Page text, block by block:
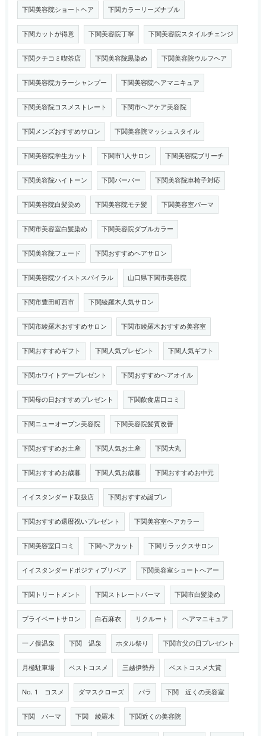
下関美容院ショートヘア 下関カラーリーズナブル
下関カットが得意 下関美容院丁寧 下関美容院スタイルチェンジ
下関クチコミ喫茶店 下関美容院黒染め 下関美容院ウルフヘア
下関美容院カラーシャンプー 下関美容院ヘアマニキュア
下関美容院コスメストレート 下関市ヘアケア美容院
下関メンズおすすめサロン 下関美容院マッシュスタイル
下関美容院学生カット 下関市1人サロン 下関美容院ブリーチ
下関美容院ハイトーン 下関バーバー 下関美容院車椅子対応
下関美容院白髪染め 下関美容院モテ髪 下関美容室パーマ
下関市美容室白髪染め 下関美容院ダブルカラー
下関美容院フェード 下関おすすめヘアサロン
下関美容院ツイストスパイラル 山口県下関市美容院
下関市豊田町西市 下関綾羅木人気サロン
下関市綾羅木おすすめサロン 下関市綾羅木おすすめ美容室
下関おすすめギフト 下関人気プレゼント 下関人気ギフト
下関ホワイトデープレゼント 下関おすすめヘアオイル
下関母の日おすすめプレゼント 下関飲食店口コミ
下関ニューオープン美容院 下関美容院髪質改善
下関おすすめお土産 下関人気お土産 下関大丸
下関おすすめお歳暮 下関人気お歳暮 下関おすすめお中元
イイスタンダード取扱店 下関おすすめ誕プレ
下関おすすめ還暦祝いプレゼント 下関美容室ヘアカラー
下関美容室口コミ 下関ヘアカット 下関リラックスサロン
イイスタンダードポジティブリペア 下関美容室ショートヘアー
下関トリートメント 下関ストレートパーマ 下関市白髪染め
プライベートサロン 白石麻衣 リクルート ヘアマニキュア
一ノ俣温泉 下関 温泉 ホタル祭り 下関市父の日プレゼント
月極駐車場 ベストコスメ 三越伊勢丹 ベストコスメ大賞
No. 1 コスメ ダマスクローズ バラ 下関 近くの美容室
下関 パーマ 下関 綾羅木 下関近くの美容院